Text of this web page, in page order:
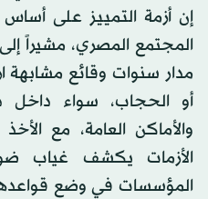
إن أزمة التمييز على
المجتمع المصري، مشيراً
مدار سنوات وقائع مشابهة
أو الحجاب، سواء داخل
والأماكن العامة، مع
الأزمات يكشف غياب
المؤسسات في وضع